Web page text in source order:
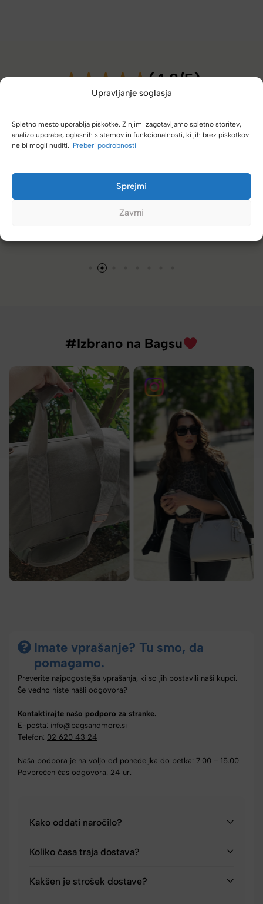
Upravljanje soglasja
Spletno mesto uporablja piškotke. Z njimi zagotavljamo spletno storitev,
analizo uporabe, oglasnih sistemov in funkcionalnosti, ki jih brez piškotkov
ne bi mogli nuditi. Preberi podrobnosti
Sprejmi
Zavrni
(4,8/5)
Kupci nas hvalijo zaradi hitre dostave, poštenih cen in velike
Zelo dobra trgovina za torbe in
različnimi znamkami in dobrimi
#Izbrano na Bagsu
Imate vprašanje? Tu smo, da
pomagamo.
Preverite najpogostejša vprašanja, ki so jih postavili naši kupci.
Še vedno niste našli odgovora?
Kontaktirajte našo podporo za stranke.
E-pošta: info@bagsandmore.si
Telefon: 02 620 43 24
Naša podpora je na voljo od ponedeljka do petka: 7.00 – 15.00.
Povprečen čas odgovora: 24 ur.
Kako oddati naročilo?
Koliko časa traja dostava?
Kakšen je strošek dostave?